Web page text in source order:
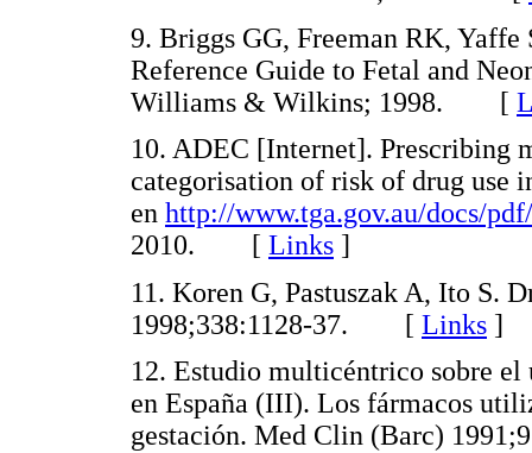
9. Briggs GG, Freeman RK,
Reference Guide to Fetal and
Williams & Wilkins; 1998. [
10. ADEC [Internet]. Prescribing
categorisation of risk of drug use
en http://www.tga.gov.au/docs/
2010. [ Links ]
11. Koren G, Pastuszak A, Ito S.
1998;338:1128-37. [ Links ]
12. Estudio multicéntrico sobre el
en España (III). Los fármacos
gestación. Med Clin (Barc)